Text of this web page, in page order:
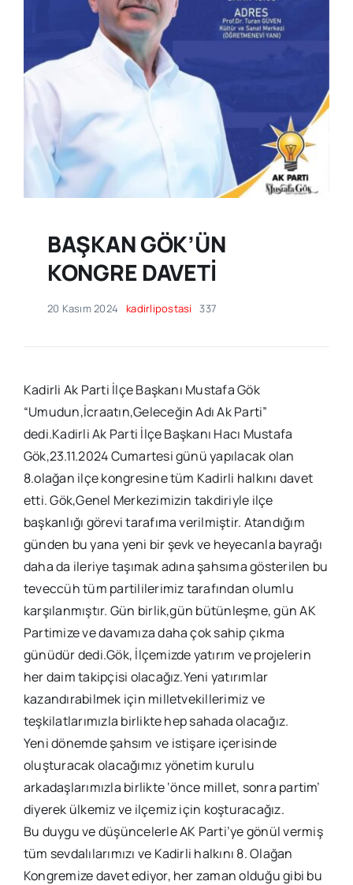
BAŞKAN GÖK’ÜN
KONGRE DAVETİ
20 Kasım 2024 kadirlipostasi 337
Kadirli Ak Parti İlçe Başkanı Mustafa Gök
“Umudun,İcraatın,Geleceğin Adı Ak Parti”
dedi.Kadirli Ak Parti İlçe Başkanı Hacı Mustafa
Gök,23.11.2024 Cumartesi günü yapılacak olan
8.olağan ilçe kongresine tüm Kadirli halkını davet
etti. Gök,Genel Merkezimizin takdiriyle ilçe
başkanlığı görevi tarafıma verilmiştir. Atandığım
günden bu yana yeni bir şevk ve heyecanla bayrağı
daha da ileriye taşımak adına şahsıma gösterilen bu
teveccüh tüm partililerimiz tarafından olumlu
karşılanmıştır. Gün birlik,gün bütünleşme, gün AK
Partimize ve davamıza daha çok sahip çıkma
günüdür dedi.Gök, İlçemizde yatırım ve projelerin
her daim takipçisi olacağız.Yeni yatırımlar
kazandırabilmek için milletvekillerimiz ve
teşkilatlarımızla birlikte hep sahada olacağız.
Yeni dönemde şahsım ve istişare içerisinde
oluşturacak olacağımız yönetim kurulu
arkadaşlarımızla birlikte ‘önce millet, sonra partim’
diyerek ülkemiz ve ilçemiz için koşturacağız.
Bu duygu ve düşüncelerle AK Parti’ye gönül vermiş
tüm sevdalılarımızı ve Kadirli halkını 8. Olağan
Kongremize davet ediyor, her zaman olduğu gibi bu